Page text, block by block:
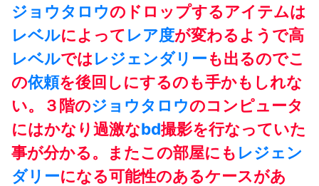
ジョウタロウのドロップするアイテムは
レベルによってレア度が変わるようで高
レベルではレジェンダリーも出るのでこ
の依頼を後回しにするのも手かもしれな
い。３階のジョウタロウのコンピュータ
にはかなり過激なbd撮影を行なっていた
事が分かる。またこの部屋にも レジェン
ダリーになる可能性のあるケースがあ